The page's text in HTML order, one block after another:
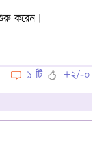
করেন।
১ টি
+২/-০